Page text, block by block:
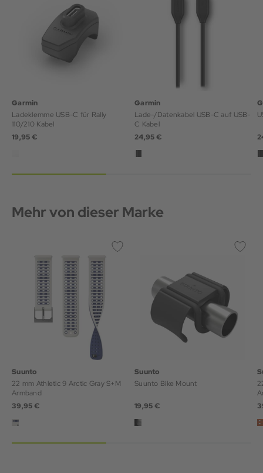
Garmin
Ladeklemme USB-C für Rally
110/210 Kabel
19,95 €
Garmin
Lade-/Datenkabel USB-C auf USB-
C Kabel
24,95 €
Mehr von dieser Marke
Suunto
22 mm Athletic 9 Arctic Gray S+M
Armband
39,95 €
Suunto
Suunto Bike Mount
19,95 €